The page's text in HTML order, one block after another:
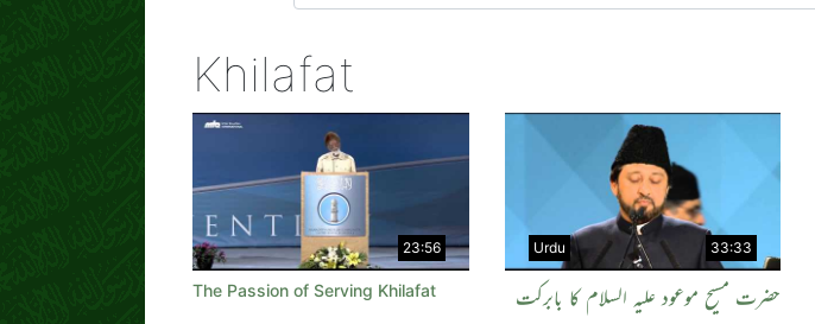
Khilafat
23:56
The Passion of Serving Khilafat
33:33
Urdu
حضرت مسیح موعود علیہ السلام کا بابرکت